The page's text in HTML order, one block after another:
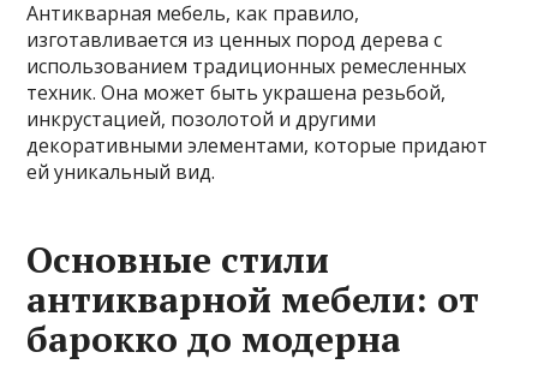
Антикварная мебель, как правило,
изготавливается из ценных пород дерева с
использованием традиционных ремесленных
техник. Она может быть украшена резьбой,
инкрустацией, позолотой и другими
декоративными элементами, которые придают
ей уникальный вид.
Основные стили
антикварной мебели: от
барокко до модерна